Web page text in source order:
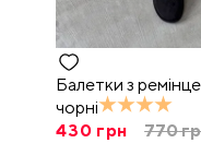
Балетки з
чорні
430 грн 770